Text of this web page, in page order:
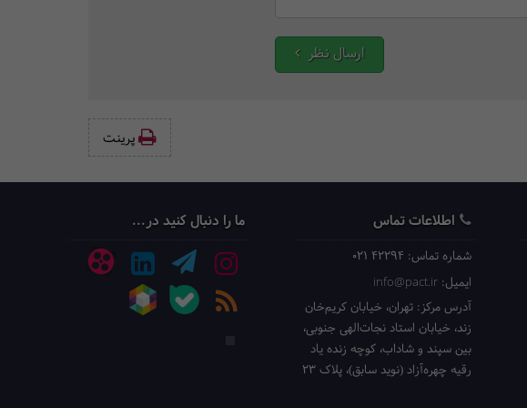
ارسال نظر
پرینت‌
اطلاعات تماس
شماره تماس: 021 42294
ایمیل:info@pact.ir
آدرس مرکز:تهران، خیابان کریم‌خان
زند، خیابان استاد نجات‌الهی جنوبی،
بین سپند و شاداب، کوچه زنده یاد
رقیه چهره‌آزاد (نوید سابق)، پلاک 23
ما را دنبال کنید در...